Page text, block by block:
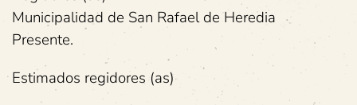
Municipalidad de San Rafael de Heredia
Presente.
Estimados regidores (as)